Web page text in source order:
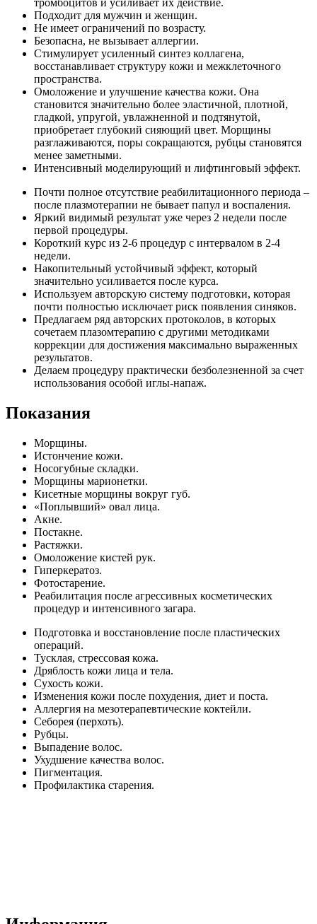
тромбоцитов и усиливает их действие.
Подходит для мужчин и женщин.
Не имеет ограничений по возрасту.
Безопасна, не вызывает аллергии.
Стимулирует усиленный синтез коллагена,
восстанавливает структуру кожи и межклеточного
пространства.
Омоложение и улучшение качества кожи. Она
становится значительно более эластичной, плотной,
гладкой, упругой, увлажненной и подтянутой,
приобретает глубокий сияющий цвет. Морщины
разглаживаются, поры сокращаются, рубцы становятся
менее заметными.
Интенсивный моделирующий и лифтинговый эффект.
Почти полное отсутствие реабилитационного периода –
после плазмотерапии не бывает папул и воспаления.
Яркий видимый результат уже через 2 недели после
первой процедуры.
Короткий курс из 2-6 процедур с интервалом в 2-4
недели.
Накопительный устойчивый эффект, который
значительно усиливается после курса.
Используем авторскую систему подготовки, которая
почти полностью исключает риск появления синяков.
Предлагаем ряд авторских протоколов, в которых
сочетаем плазомтерапию с другими методиками
коррекции для достижения максимально выраженных
результатов.
Делаем процедуру практически безболезненной за счет
использования особой иглы-напаж.
Показания
Морщины.
Истончение кожи.
Носогубные складки.
Морщины марионетки.
Кисетные морщины вокруг губ.
«Поплывший» овал лица.
Акне.
Постакне.
Растяжки.
Омоложение кистей рук.
Гиперкератоз.
Фотостарение.
Реабилитация после агрессивных косметических
процедур и интенсивного загара.
Подготовка и восстановление после пластических
операций.
Тусклая, стрессовая кожа.
Дряблость кожи лица и тела.
Сухость кожи.
Изменения кожи после похудения, диет и поста.
Аллергия на мезотерапевтические коктейли.
Себорея (перхоть).
Рубцы.
Выпадение волос.
Ухудшение качества волос.
Пигментация.
Профилактика старения.